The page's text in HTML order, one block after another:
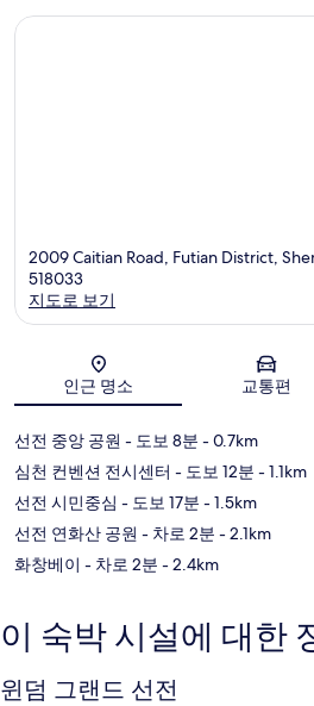
2009 Caitian Road, Futian District,
518033
지도로 보기
인근 명소 교통편
선전 중앙 공원 - 도보 8분 - 0.7km
심천 컨벤션 전시센터 - 도보 12분 - 1.1km
선전 시민중심 - 도보 17분 - 1.5km
선전 연화산 공원 - 차로 2분 - 2.1km
화창베이 - 차로 2분 - 2.4km
이 숙박 시설에 대한
윈덤 그랜드 선전